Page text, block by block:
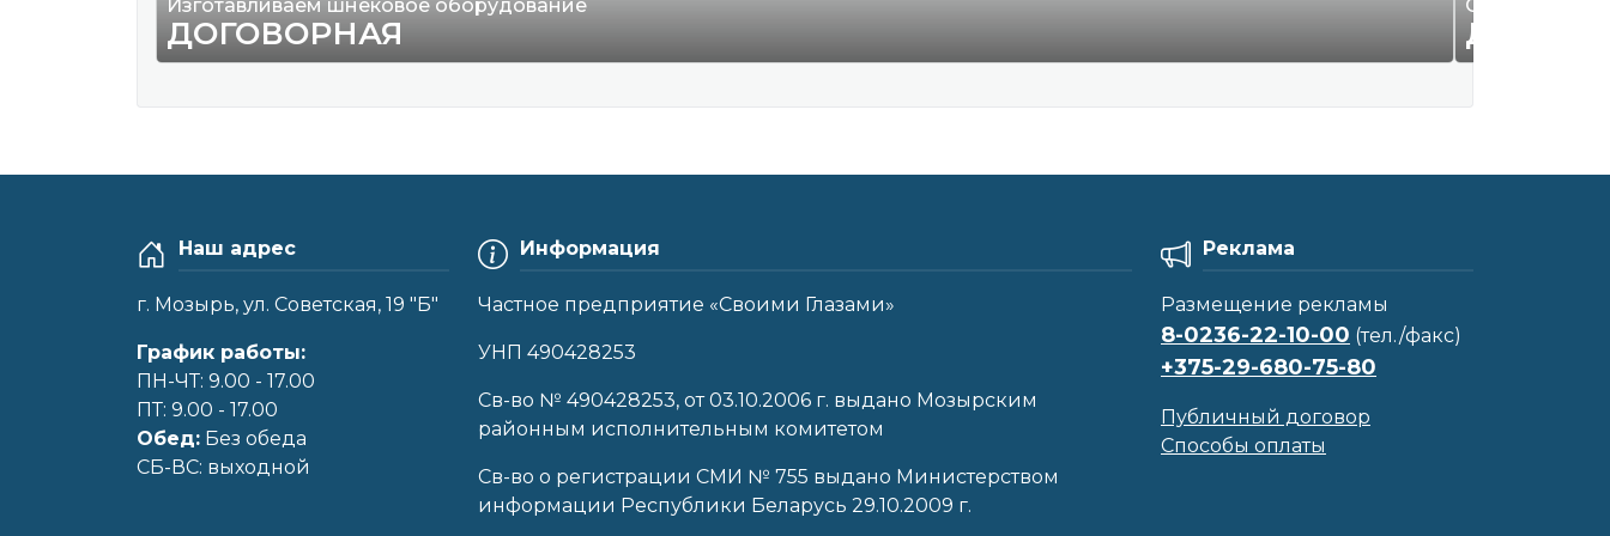
Изготавливаем шнековое оборудование
ДОГОВОРНАЯ
ООО "Смайл
Наш адрес
г. Мозырь, ул. Советская, 19 "Б"
График работы:
ПН-ЧТ: 9.00 - 17.00
ПТ: 9.00 - 17.00
Обед: Без обеда
CБ-ВС: выходной
Информация
Частное предприятие «Своими Глазами»
УНП 490428253
Cв-во № 490428253, от 03.10.2006 г. выдано Мозырским
районным исполнительным комитетом
Св-во о регистрации СМИ № 755 выдано Министерством
информации Республики Беларусь 29.10.2009 г.
Реклама
Размещение рекламы
8-0236-22-10-00 (тел./факс)
+375-29-680-75-80
Публичный договор
Способы оплаты